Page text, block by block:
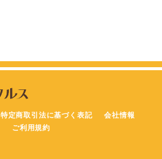
特定商取引法に基づく表記
会社情報
ご利用規約